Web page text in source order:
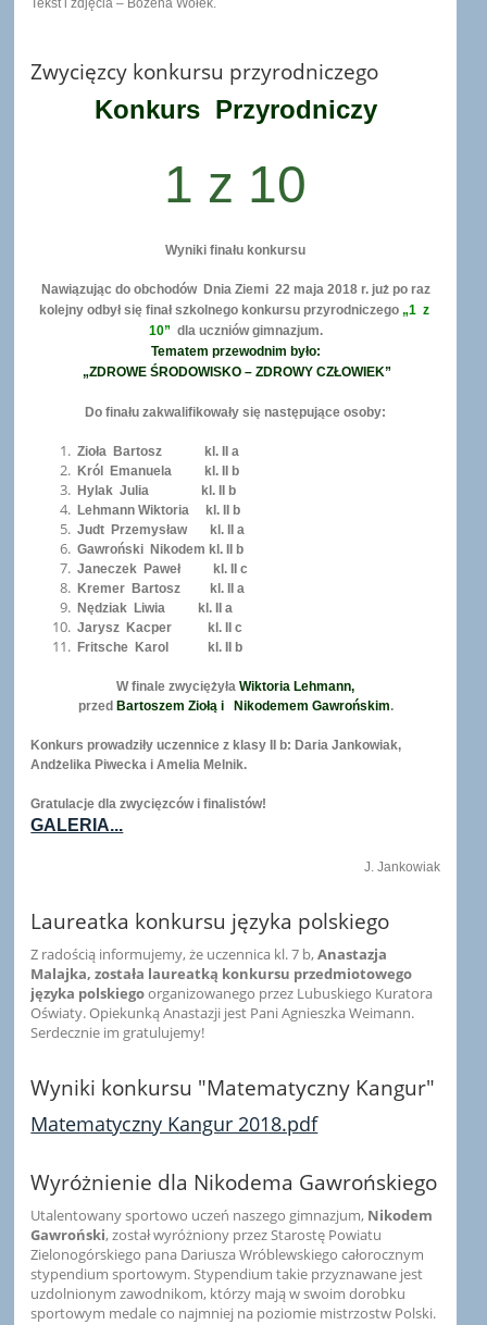
Zwycięzcy konkursu przyrodniczego
Konkurs Przyrodniczy
1 z 10
Wyniki finału konkursu
Nawiązując do obchodów Dnia Ziemi22 maja 2018 r. już po raz
kolejny odbył się finał szkolnego konkursu przyrodniczego „1 z
10” dla uczniów gimnazjum.
Tematem przewodnim było:
„ZDROWE ŚRODOWISKO – ZDROWY CZŁOWIEK”
Do finału zakwalifikowały się następujące osoby:
Zioła Bartosz kl. II a
Król Emanuela kl. II b
Hylak Julia kl. II b
Lehmann Wiktoria kl. II b
Judt Przemysław kl. II a
Gawroński Nikodem kl. II b
Janeczek Paweł kl. II c
Kremer Bartosz kl. II a
Nędziak Liwia kl. II a
Jarysz Kacper kl. II c
Fritsche Karol kl. II b
W finale zwyciężyła Wiktoria Lehmann,
przed Bartoszem Ziołą i Nikodemem Gawrońskim.
Konkurs prowadziły uczennice z klasy II b: Daria Jankowiak,
Andżelika Piwecka i Amelia Melnik.
Gratulacje dla zwycięzców i finalistów!
GALERIA...
J. Jankowiak
Laureatka konkursu języka polskiego
Z radością informujemy, że uczennica kl. 7 b,Anastazja
Malajka, została laureatką konkursu przedmiotowego
języka polskiegoorganizowanego przez Lubuskiego Kuratora
Oświaty. Opiekunką Anastazji jest Pani Agnieszka Weimann.
Serdecznie im gratulujemy!
Wyniki konkursu "Matematyczny Kangur"
Matematyczny Kangur 2018.pdf
Wyróżnienie dla Nikodema Gawrońskiego
Utalentowany sportowo uczeń naszego gimnazjum, Nikodem
Gawroński, został wyróżniony przez Starostę Powiatu
Zielonogórskiego pana Dariusza Wróblewskiego całorocznym
stypendium sportowym. Stypendium takie przyznawane jest
uzdolnionym zawodnikom, którzy mają w swoim dorobku
sportowym medale co najmniej na poziomie mistrzostw Polski.